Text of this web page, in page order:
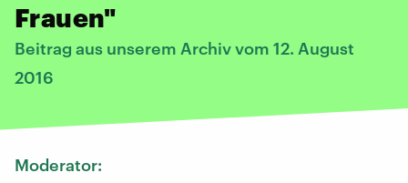
Frauen"
Beitrag aus unserem Archiv vom 12. August
2016
Moderator: